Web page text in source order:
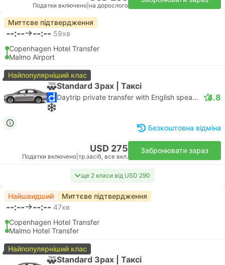
Податки включено на дорослого
Миттєве підтвердження
--:-- --:-- 59хв
Copenhagen Hotel Transfer
Malmo Airport
Найпопулярніший клас
Standard 3pax | Таксі
Daytrip private transfer with English speaking driver 4.8
Безкоштовна відміна
USD 275
Податки включено тр.засіб, все вкл.
Забронювати зараз
ще 2 класи від USD 290
Найшвидший Миттєве підтвердження
--:-- --:-- 47хв
Copenhagen Hotel Transfer
Malmo Hotel Transfer
Найпопулярніший клас
Standard 3pax | Таксі